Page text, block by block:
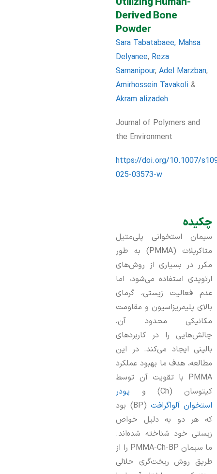
Derived Bone
Powder
Sara Tabatabaee, Mahsa
Delyanee, Reza
Samanipour,Adel Marzban,
Amirhossein Tavakoli &
Akram alizadeh
Journal of Polymers and
the Environment
https://doi.org/10.1007/
025-03573-w
چکیده
سیمان استخوانی پلی‌متیل
متاکریلات (PMMA) به طور
مکرر در بسیاری از روش‌های
ارتوپدی استفاده می‌شود، اما
عدم فعالیت زیستی، گرمای
بالای پلیمریزاسیون و مقاومت
مکانیکی محدود آن،
چالش‌هایی را در کاربردهای
بالینی ایجاد می‌کند. در این
مطالعه، هدف ما بهبود عملکرد
PMMA با تقویت آن توسط
کیتوسان (Ch) و
پودر
استخوان آلواگرافت
(BP) بود
که هر دو به دلیل خواص
زیستی خود شناخته شده‌اند.
ما سیمان PMMA-Ch-BP را از
طریق روش ریخت‌گری حلالی